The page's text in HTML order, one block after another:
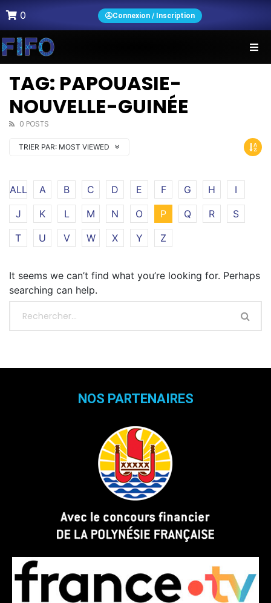
0 Connexion / Inscription
TAG: PAPOUASIE-
NOUVELLE-GUINÉE
0 POSTS
TRIER PAR: MOST VIEWED
ALL A B C D E F G H
I
J
K L M N O P Q R
S
T
U V W X Y Z
It seems we can’t find what you’re looking for. Perhaps
searching can help.
NOS PARTENAIRES